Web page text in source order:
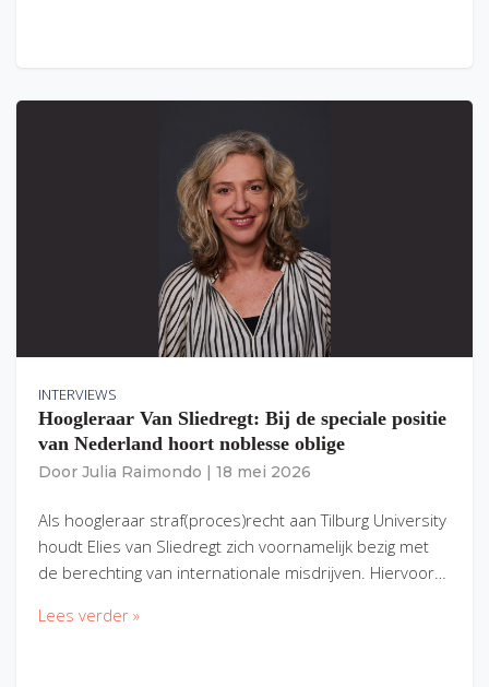
INTERVIEWS
Hoogleraar Van Sliedregt: Bij de speciale positie
van Nederland hoort noblesse oblige
Door Julia Raimondo 18 mei 2026
Als hoogleraar straf(proces)recht aan Tilburg University
houdt Elies van Sliedregt zich voornamelijk bezig met
de berechting van internationale misdrijven. Hiervoor…
Lees verder »